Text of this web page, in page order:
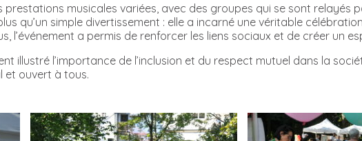
prestations musicales variées, avec des groupes qui se sont relayés
qu’un simple divertissement : elle a incarné une véritable
l’événement a permis de renforcer les liens sociaux et de créer un
illustré l’importance de l’inclusion et du respect mutuel dans la
et ouvert à tous.